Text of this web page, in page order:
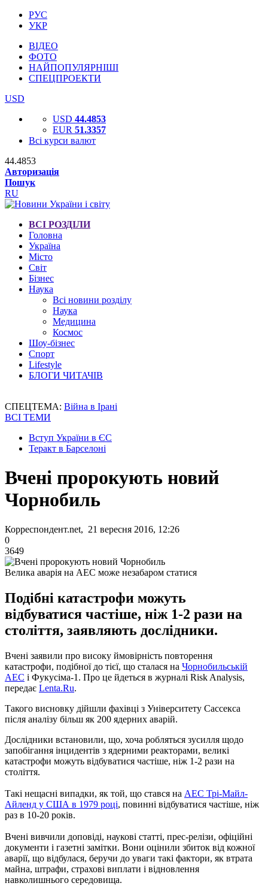
РУС
УКР
ВІДЕО
ФОТО
НАЙПОПУЛЯРНІШІ
СПЕЦПРОЕКТИ
USD
USD 44.4853
EUR 51.3357
Всі курси валют
44.4853
Авторизація
Пошук
RU
ВСІ РОЗДІЛИ
Головна
Україна
Місто
Світ
Бізнес
Наука
Всі новини розділу
Наука
Медицина
Космос
Шоу-бізнес
Спорт
Lifestyle
БЛОГИ ЧИТАЧІВ
СПЕЦТЕМА: Війна в Ірані
ВСІ ТЕМИ
Вступ України в ЄС
Теракт в Барселоні
Вчені пророкують новий
Чорнобиль
Корреспондент.net, 21 вересня 2016, 12:26
0
3649
Велика аварія на АЕС може незабаром статися
Подібні катастрофи можуть
відбуватися частіше, ніж 1-2 рази на
століття, заявляють дослідники.
Вчені заявили про високу ймовірність повторення
катастрофи, подібної до тієї, що сталася на Чорнобильській
АЕС і Фукусіма-1. Про це йдеться в журналі Risk Analysis,
передає Lenta.Ru.
Такого висновку дійшли фахівці з Університету Сассекса
після аналізу більш як 200 ядерних аварій.
Дослідники встановили, що, хоча робляться зусилля щодо
запобігання інцидентів з ядерними реакторами, великі
катастрофи можуть відбуватися частіше, ніж 1-2 рази на
століття.
Такі нещасні випадки, як той, що стався на АЕС Трі-Майл-
Айленд у США в 1979 році, повинні відбуватися частіше, ніж
раз в 10-20 років.
Вчені вивчили доповіді, наукові статті, прес-релізи, офіційні
документи і газетні замітки. Вони оцінили збиток від кожної
аварії, що відбулася, беручи до уваги такі фактори, як втрата
майна, штрафи, страхові виплати і відновлення
навколишнього середовища.